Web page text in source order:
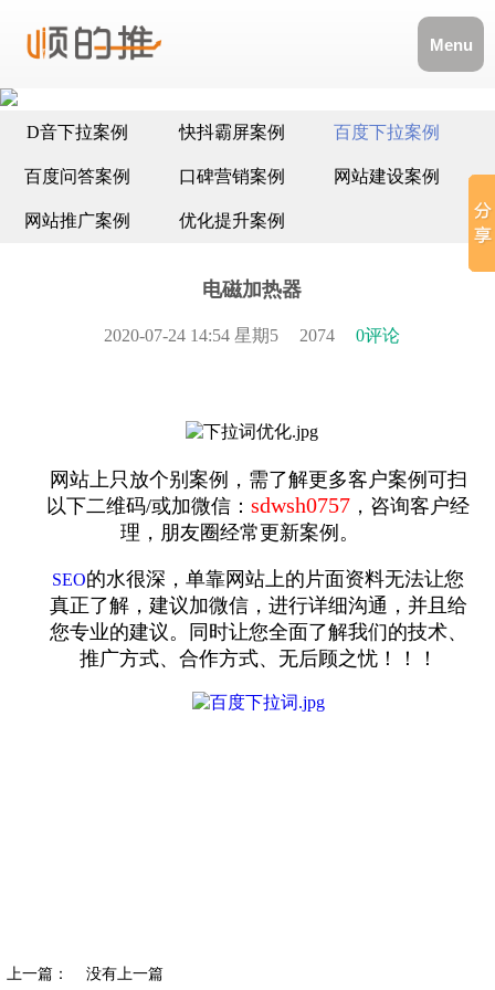
Menu
D音下拉案例 快抖霸屏案例 百度下拉案例
百度问答案例 口碑营销案例 网站建设案例
网站推广案例 优化提升案例
电磁加热器
2020-07-24 14:54 星期5 2074 0评论
网站上只放个别案例，需了解更多客户案例可扫
以下二维码/或加微信：sdwsh0757 ，咨询客户经
理，朋友圈经常更新案例。
SEO的水很深，单靠网站上的片面资料无法让您
真正了解，建议加微信，进行详细沟通，并且给
您专业的建议。同时让您全面了解我们的技术、
推广方式、合作方式、无后顾之忧！！！
上一篇： 没有上一篇